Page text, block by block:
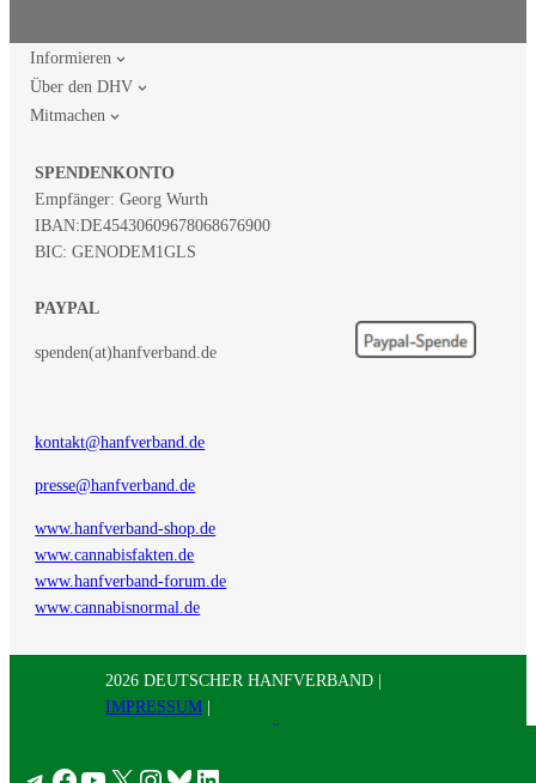
Informieren
Über den DHV
Mitmachen
SPENDENKONTO
Empfänger: Georg Wurth
IBAN:DE45430609678068676900
BIC: GENODEM1GLS
PAYPAL
spenden(at)hanfverband.de
kontakt@hanfverband.de
presse@hanfverband.de
www.hanfverband-shop.de
www.cannabisfakten.de
www.hanfverband-forum.de
www.cannabisnormal.de
2026 DEUTSCHER HANFVERBAND |
IMPRESSUM |
DATENSCHUTZERKLÄRUNG